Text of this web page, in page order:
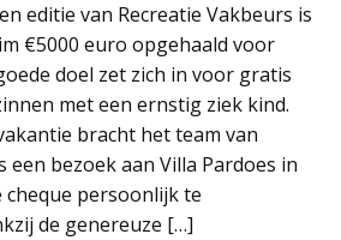
editie van Recreatie Vakbeurs is
€5000 euro opgehaald voor
doel zet zich in voor gratis
met een ernstig ziek kind.
bracht het team van
een bezoek aan Villa Pardoes in
cheque persoonlijk te
de genereuze […]